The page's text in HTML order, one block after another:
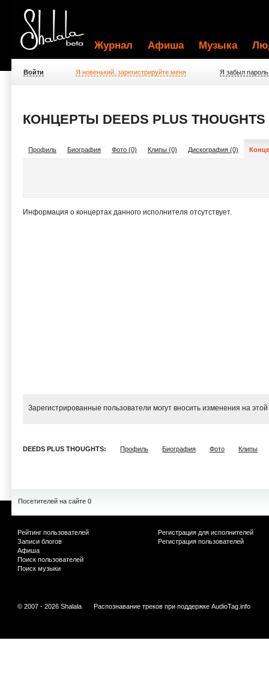
Журнал Афиша Музыка
Войти Я новенький, зарегистрируйте меня Я забыл пароль
КОНЦЕРТЫ DEEDS PLUS THOUGHTS
Профиль Биография Фото (0) Клипы (0) Дискография (0)
Информация о концертах данного исполнителя отсутствует.
Зарегистрированные пользователи могут вносить изменения на
DEEDS PLUS THOUGHTS: Профиль Биография Фото Клипы
Посетителей на сайте 0
Рейтинг пользователей
Записи блогов
Афиша
Поиск пользователей
Поиск музыки
Регистрация для исполнителей
Регистрация пользователей
© 2007 - 2026 Shalala Распознавание треков при поддержке AudioTag.info